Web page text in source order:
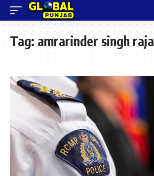
Tag: amrarinder singh raja